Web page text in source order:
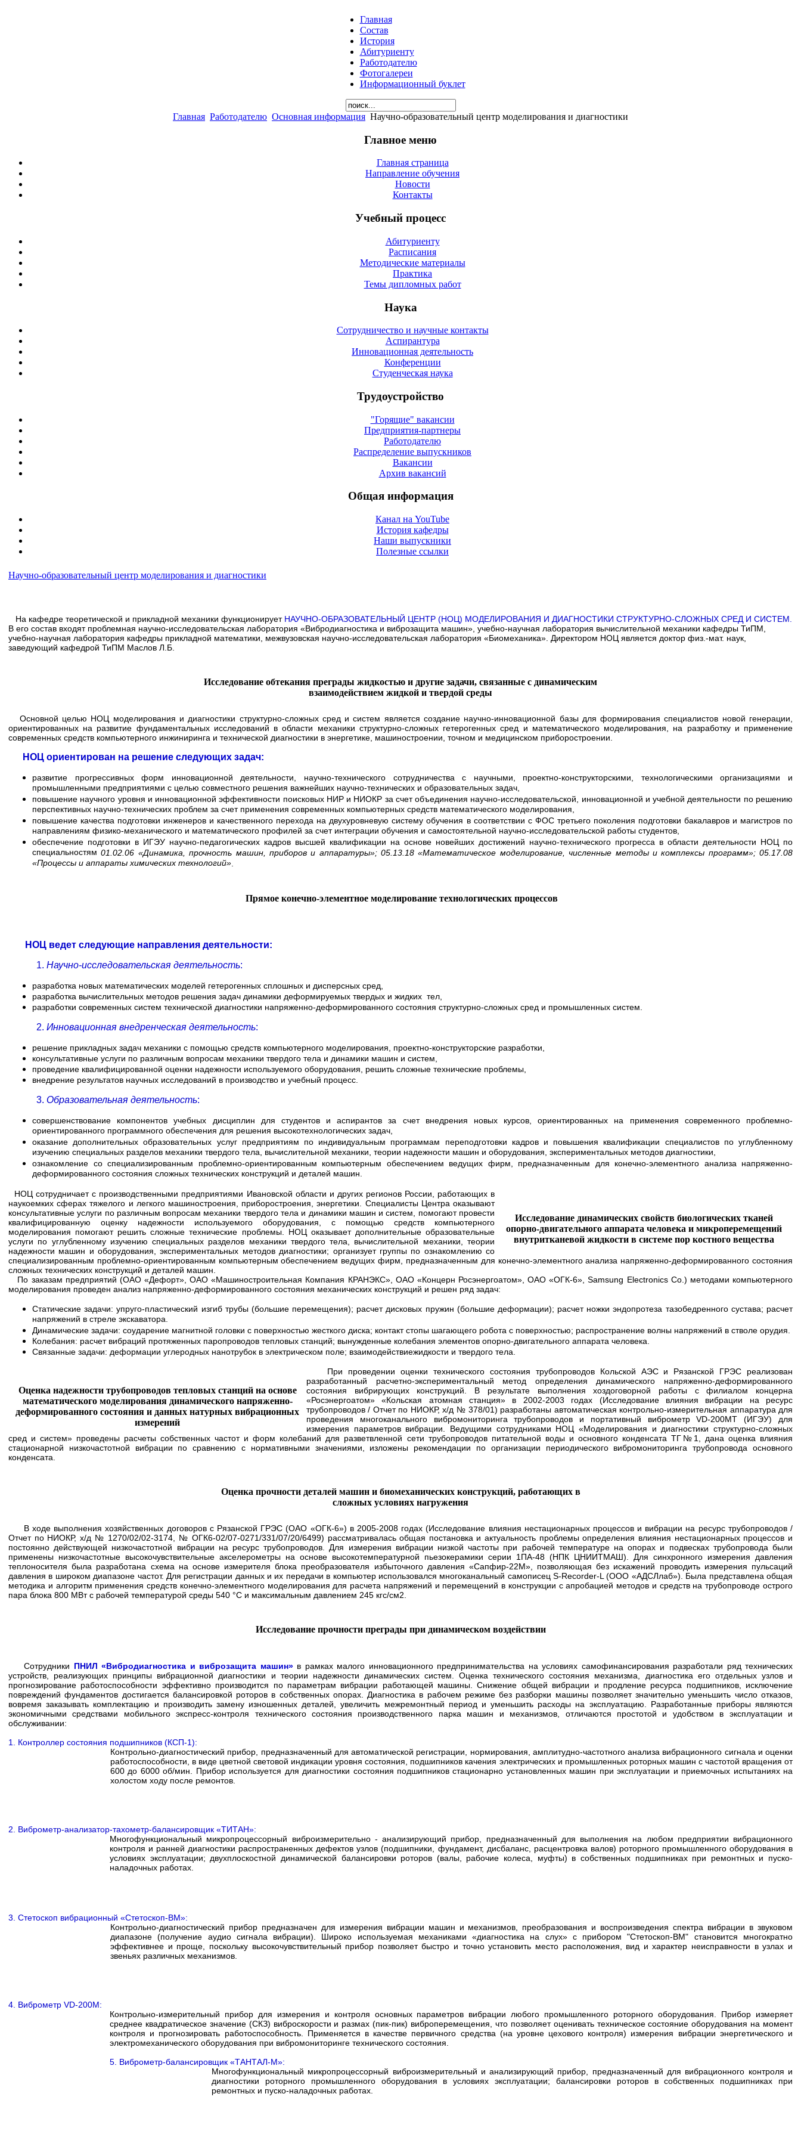
Главная
Состав
История
Абитуриенту
Работодателю
Фотогалереи
Информационный буклет
Главная Работодателю Основная информация Научно-образовательный центр моделирования и диагностики
Главное меню
Главная страница
Направление обучения
Новости
Контакты
Учебный процесс
Абитуриенту
Расписания
Методические материалы
Практика
Темы дипломных работ
Наука
Сотрудничество и научные контакты
Аспирантура
Инновационная деятельность
Конференции
Студенческая наука
Трудоустройство
"Горящие" вакансии
Предприятия-партнеры
Работодателю
Распределение выпускников
Вакансии
Архив вакансий
Общая информация
Канал на YouTube
История кафедры
Наши выпускники
Полезные ссылки
Научно-образовательный центр моделирования и диагностики
На кафедре теоретической и прикладной механики функционирует НАУЧНО-ОБРАЗОВАТЕЛЬНЫЙ ЦЕНТР (НОЦ) МОДЕЛИРОВАНИЯ И ДИАГНОСТИКИ СТРУКТУРНО-СЛОЖНЫХ СРЕД И СИСТЕМ
В его состав входят проблемная научно-исследовательская лаборатория «Вибродиагностика и виброзащита машин», учебно-научная лаборатория вычислительной механики кафедры ТиПМ,
учебно-научная лаборатория кафедры прикладной математики, межвузовская научно-исследовательская лаборатория «Биомеханика». Директором НОЦ является доктор физ.-мат. наук,
заведующий кафедрой ТиПМ Маслов Л.Б.
Исследование обтекания преграды жидкостью и другие задачи, связанные с динамическим
взаимодействием жидкой и твердой среды
Основной целью НОЦ моделирования и диагностики структурно-сложных сред и систем является создание научно-инновационной базы для формирования специалистов новой генерации,
ориентированных на развитие фундаментальных исследований в области механики структурно-сложных гетерогенных сред и математического моделирования, на разработку и применение
современных средств компьютерного инжиниринга и технической диагностики в энергетике, машиностроении, точном и медицинском приборостроении.
НОЦ ориентирован на решение следующих задач:
развитие прогрессивных форм инновационной деятельности, научно-технического сотрудничества с научными, проектно-конструкторскими, технологическими организациями и
промышленными предприятиями с целью совместного решения важнейших научно-технических и образовательных задач,
повышение научного уровня и инновационной эффективности поисковых НИР и НИОКР за счет объединения научно-исследовательской, инновационной и учебной деятельности по решению
перспективных научно-технических проблем за счет применения современных компьютерных средств математического моделирования,
повышение качества подготовки инженеров и качественного перехода на двухуровневую систему обучения в соответствии с ФОС третьего поколения подготовки бакалавров и магистров по
направлениям физико-механического и математического профилей за счет интеграции обучения и самостоятельной научно-исследовательской работы студентов,
обеспечение подготовки в ИГЭУ научно-педагогических кадров высшей квалификации на основе новейших достижений научно-технического прогресса в области деятельности НОЦ по
специальностям01.02.06 «Динамика, прочность машин, приборов и аппаратуры»; 05.13.18 «Математическое моделирование, численные методы и комплексы программ»; 05.17.08
«Процессы и аппараты химических технологий»
Прямое конечно-элементное моделирование технологических процессов
НОЦ ведет следующие направления деятельности:
1.Научно-исследовательская деятельность:
разработка новых математических моделей гетерогенных сплошных и дисперсных сред,
разработка вычислительных методов решения задач динамики деформируемых твердых и жидких тел,
разработки современных систем технической диагностики напряженно-деформированного состояния структурно-сложных сред и промышленных систем.
2.Инновационная внедренческая деятельность:
решение прикладных задач механики с помощью средств компьютерного моделирования, проектно-конструкторские разработки,
консультативные услуги по различным вопросам механики твердого тела и динамики машин и систем,
проведение квалифицированной оценки надежности используемого оборудования, решить сложные технические проблемы,
внедрение результатов научных исследований в производство и учебный процесс.
3.Образовательная деятельность:
совершенствование компонентов учебных дисциплин для студентов и аспирантов за счет внедрения новых курсов, ориентированных на применения современного проблемно-
ориентированного программного обеспечения для решения высокотехнологических задач,
оказание дополнительных образовательных услуг предприятиям по индивидуальным программам переподготовки кадров и повышения квалификации специалистов по углубленному
изучению специальных разделов механики твердого тела, вычислительной механики, теории надежности машин и оборудования, экспериментальных методов диагностики,
ознакомление со специализированным проблемно-ориентированным компьютерным обеспечением ведущих фирм, предназначенным для конечно-элементного анализа напряженно-
деформированного состояния сложных технических конструкций и деталей машин.
Исследование динамических свойств биологических тканей
опорно-двигательного аппарата человека и микроперемещений
внутритканевой жидкости в системе пор костного вещества
НОЦ сотрудничает с производственными предприятиями Ивановской области и других регионов России, работающих в
наукоемких сферах тяжелого и легкого машиностроения, приборостроения, энергетики. Специалисты Центра оказывают
консультативные услуги по различным вопросам механики твердого тела и динамики машин и систем, помогают провести
квалифицированную оценку надежности используемого оборудования, с помощью средств компьютерного
моделирования помогают решить сложные технические проблемы. НОЦ оказывает дополнительные образовательные
услуги по углубленному изучению специальных разделов механики твердого тела, вычислительной механики, теории
надежности машин и оборудования, экспериментальных методов диагностики; организует группы по ознакомлению со
специализированным проблемно-ориентированным компьютерным обеспечением ведущих фирм, предназначенным для конечно-элементного анализа напряженно-деформированного состояния
сложных технических конструкций и деталей машин.
По заказам предприятий (ОАО «Дефорт», ОАО «Машиностроительная Компания КРАНЭКС», ОАО «Концерн Росэнергоатом», ОАО «ОГК-6», Samsung Electronics Co.) методами компьютерного
моделирования проведен анализ напряженно-деформированного состояния механических конструкций и решен ряд задач:
Статические задачи: упруго-пластический изгиб трубы (большие перемещения); расчет дисковых пружин (большие деформации); расчет ножки эндопротеза тазобедренного сустава; расчет
напряжений в стреле экскаватора.
Динамические задачи: соударение магнитной головки с поверхностью жесткого диска; контакт стопы шагающего робота с поверхностью; распространение волны напряжений в стволе орудия.
Колебания: расчет вибраций протяженных паропроводов тепловых станций; вынужденные колебания элементов опорно-двигательного аппарата человека.
Связанные задачи: деформации углеродных нанотрубок в электрическом поле; взаимодействиежидкости и твердого тела.
Оценка надежности трубопроводов тепловых станций на основе
математического моделирования динамического напряженно-
деформированного состояния и данных натурных вибрационных
измерений
При проведении оценки технического состояния трубопроводов Кольской АЭС и Рязанской ГРЭС реализован
разработанный расчетно-экспериментальный метод определения динамического напряженно-деформированного
состояния вибрирующих конструкций. В результате выполнения хоздоговорной работы с филиалом концерна
«Росэнергоатом» «Кольская атомная станция» в 2002-2003 годах (Исследование влияния вибрации на ресурс
трубопроводов / Отчет по НИОКР, х/д № 378/01) разработаны автоматическая контрольно-измерительная аппаратура для
проведения многоканального вибромониторинга трубопроводов и портативный виброметр VD-200МТ (ИГЭУ) для
измерения параметров вибрации. Ведущими сотрудниками НОЦ «Моделирования и диагностики структурно-сложных
сред и систем» проведены расчеты собственных частот и форм колебаний для разветвленной сети трубопроводов питательной воды и основного конденсата ТГ№1, дана оценка влияния
стационарной низкочастотной вибрации по сравнению с нормативными значениями, изложены рекомендации по организации периодического вибромониторинга трубопровода основного
конденсата.
Оценка прочности деталей машин и биомеханических конструкций, работающих в
сложных условиях нагружения
В ходе выполнения хозяйственных договоров с Рязанской ГРЭС (ОАО «ОГК-6») в 2005-2008 годах (Исследование влияния нестационарных процессов и вибрации на ресурс трубопроводов /
Отчет по НИОКР, х/д № 1270/02/02-3174, № ОГК6-02/07-0271/331/07/20/6499) рассматривалась общая постановка и актуальность проблемы определения влияния нестационарных процессов и
постоянно действующей низкочастотной вибрации на ресурс трубопроводов. Для измерения вибрации низкой частоты при рабочей температуре на опорах и подвесках трубопровода были
применены низкочастотные высокочувствительные акселерометры на основе высокотемпературной пьезокерамики серии 1ПА-48 (НПК ЦНИИТМАШ). Для синхронного измерения давления
теплоносителя была разработана схема на основе измерителя блока преобразователя избыточного давления «Сапфир-22М», позволяющая без искажений проводить измерения пульсаций
давления в широком диапазоне частот. Для регистрации данных и их передачи в компьютер использовался многоканальный самописец S-Recorder-L (ООО «АДСЛлаб»). Была представлена общая
методика и алгоритм применения средств конечно-элементного моделирования для расчета напряжений и перемещений в конструкции с апробацией методов и средств на трубопроводе острого
пара блока 800 МВт с рабочей температурой среды 540 °С и максимальным давлением 245 кгс/см2.
Исследование прочности преграды при динамическом воздействии
Сотрудники ПНИЛ «Вибродиагностика и виброзащита машин»в рамках малого инновационного предпринимательства на условиях самофинансирования разработали ряд технических
устройств, реализующих принципы вибрационной диагностики и теории надежности динамических систем. Оценка технического состояния механизма, диагностика его отдельных узлов и
прогнозирование работоспособности эффективно производится по параметрам вибрации работающей машины. Снижение общей вибрации и продление ресурса подшипников, исключение
повреждений фундаментов достигается балансировкой роторов в собственных опорах. Диагностика в рабочем режиме без разборки машины позволяет значительно уменьшить число отказов,
вовремя заказывать комплектацию и производить замену изношенных деталей, увеличить межремонтный период и уменьшить расходы на эксплуатацию. Разработанные приборы являются
экономичными средствами мобильного экспресс-контроля технического состояния производственного парка машин и механизмов, отличаются простотой и удобством в эксплуатации и
обслуживании:
1. Контроллер состояния подшипников (КСП-1):
Контрольно-диагностический прибор, предназначенный для автоматической регистрации, нормирования, амплитудно-частотного анализа вибрационного сигнала и оценки
работоспособности, в виде цветной световой индикации уровня состояния, подшипников качения электрических и промышленных роторных машин с частотой вращения от
600 до 6000 об/мин. Прибор используется для диагностики состояния подшипников стационарно установленных машин при эксплуатации и приемочных испытаниях на
холостом ходу после ремонтов.
2. Виброметр-анализатор-тахометр-балансировщик «ТИТАН»:
Многофункциональный микропроцессорный виброизмерительно - анализирующий прибор, предназначенный для выполнения на любом предприятии вибрационного
контроля и ранней диагностики распространенных дефектов узлов (подшипники, фундамент, дисбаланс, расцентровка валов) роторного промышленного оборудования в
условиях эксплуатации; двухплоскостной динамической балансировки роторов (валы, рабочие колеса, муфты) в собственных подшипниках при ремонтных и пуско-
наладочных работах.
3. Стетоскоп вибрационный «Стетоскоп-ВМ»:
Контрольно-диагностический прибор предназначен для измерения вибрации машин и механизмов, преобразования и воспроизведения спектра вибрации в звуковом
диапазоне (получение аудио сигнала вибрации). Широко используемая механиками «диагностика на слух» с прибором "Стетоскоп-ВМ" становится многократно
эффективнее и проще, поскольку высокочувствительный прибор позволяет быстро и точно установить место расположения, вид и характер неисправности в узлах и
звеньях различных механизмов.
4. Виброметр VD-200M:
Контрольно-измерительный прибор для измерения и контроля основных параметров вибрации любого промышленного роторного оборудования. Прибор измеряет
среднее квадратическое значение (СКЗ) виброскорости и размах (пик-пик) виброперемещения, что позволяет оценивать техническое состояние оборудования на момент
контроля и прогнозировать работоспособность. Применяется в качестве первичного средства (на уровне цехового контроля) измерения вибрации энергетического и
электромеханического оборудования при вибромониторинге технического состояния.
5. Виброметр-балансировщик «ТАНТАЛ-М»:
Многофункциональный микропроцессорный виброизмерительный и анализирующий прибор, предназначенный для вибрационного контроля и
диагностики роторного промышленного оборудования в условиях эксплуатации; балансировки роторов в собственных подшипниках при
ремонтных и пуско-наладочных работах.